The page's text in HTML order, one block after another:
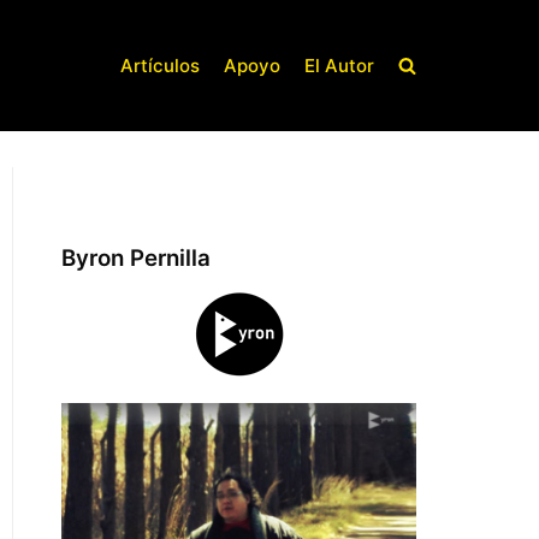
Artículos Apoyo El Autor
Byron Pernilla